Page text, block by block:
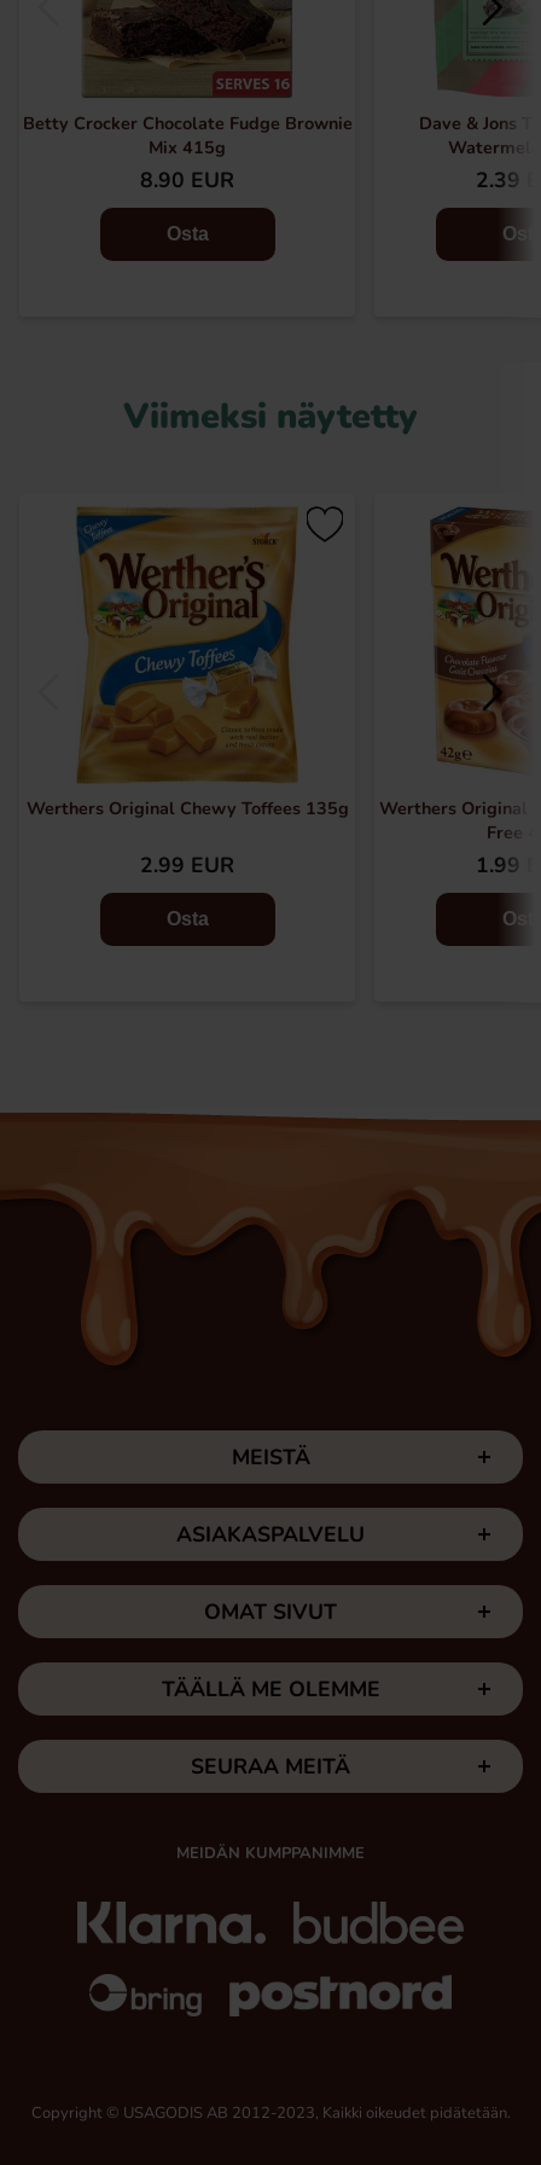
Betty Crocker Chocolate Fudge Brownie
Mix 415g
8.90 EUR
Osta
Dave & Jons
2.39
Viimeksi näytetty
Werthers Original Chewy Toffees 135g
2.99 EUR
Osta
Werthers Original
Free
1.99
MEISTÄ
ASIAKASPALVELU
OMAT SIVUT
TÄÄLLÄ ME OLEMME
SEURAA MEITÄ
MEIDÄN KUMPPANIMME
Copyright © USAGODIS AB 2012-2023, Kaikki oikeudet pidätetään.